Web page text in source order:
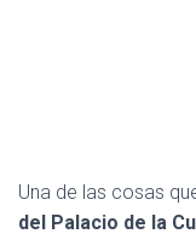
Una de las cosas
del Palacio de la